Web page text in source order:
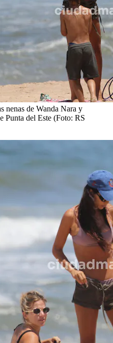
nenas de Wanda Nara y
Punta del Este (Foto: RS